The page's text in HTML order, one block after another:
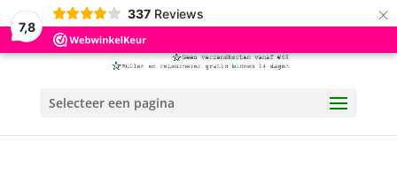
7,8
337 Reviews ×
Selecteer een pagina